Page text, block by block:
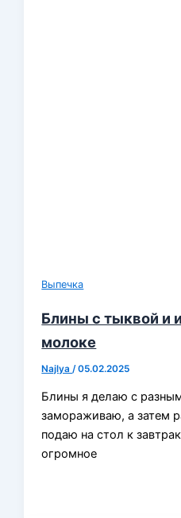
Выпечка
Блины с тыквой и
молоке
Najlya /05.02.2025
Блины я делаю с
замораживаю, а затем
подаю на стол к
огромное